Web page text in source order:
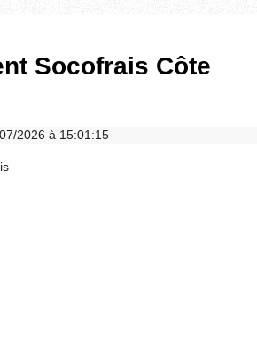
Socofrais Côte
2026 à 15:01:15